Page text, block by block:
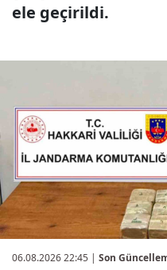
ele geçirildi.
06.08.2026 22:45 | Son